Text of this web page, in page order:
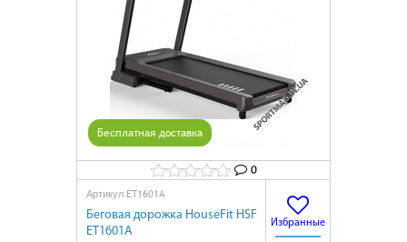
0
Бесплатная доставка
Артикул ET1601A
Беговая дорожка HouseFit HSF
ET1601A
Избранные